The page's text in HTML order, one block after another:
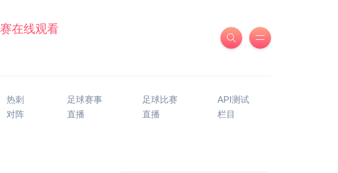
热刺
对阵
足球赛事
直播
足球比赛
直播
API测试
栏目